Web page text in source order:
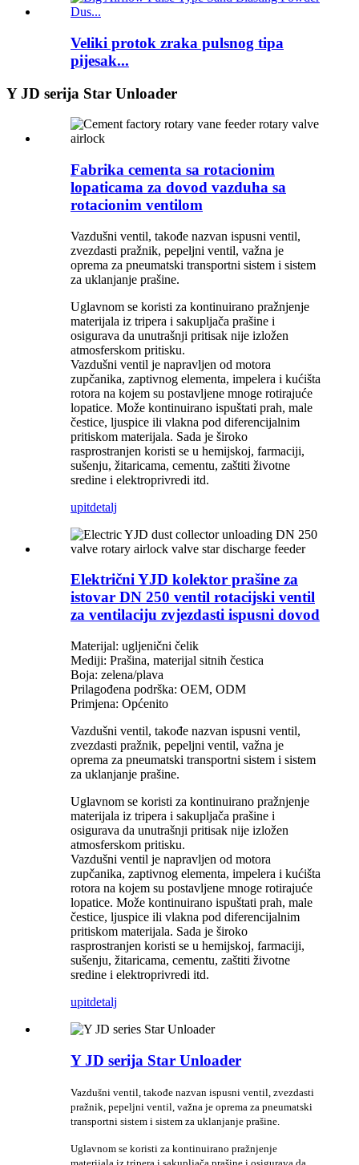
Veliki protok zraka pulsnog tipa
pijesak...
Y JD serija Star Unloader
Fabrika cementa sa rotacionim
lopaticama za dovod vazduha sa
rotacionim ventilom
Vazdušni ventil, takođe nazvan ispusni ventil,
zvezdasti pražnik, pepeljni ventil, važna je
oprema za pneumatski transportni sistem i sistem
za uklanjanje prašine.
Uglavnom se koristi za kontinuirano pražnjenje
materijala iz tripera i sakupljača prašine i
osigurava da unutrašnji pritisak nije izložen
atmosferskom pritisku.
Vazdušni ventil je napravljen od motora
zupčanika, zaptivnog elementa, impelera i kućišta
rotora na kojem su postavljene mnoge rotirajuće
lopatice. Može kontinuirano ispuštati prah, male
čestice, ljuspice ili vlakna pod diferencijalnim
pritiskom materijala. Sada je široko
rasprostranjen koristi se u hemijskoj, farmaciji,
sušenju, žitaricama, cementu, zaštiti životne
sredine i elektroprivredi itd.
upitdetalj
Električni YJD kolektor prašine za
istovar DN 250 ventil rotacijski ventil
za ventilaciju zvjezdasti ispusni dovod
Materijal: ugljenični čelik
Mediji: Prašina, materijal sitnih čestica
Boja: zelena/plava
Prilagođena podrška: OEM, ODM
Primjena: Općenito
Vazdušni ventil, takođe nazvan ispusni ventil,
zvezdasti pražnik, pepeljni ventil, važna je
oprema za pneumatski transportni sistem i sistem
za uklanjanje prašine.
Uglavnom se koristi za kontinuirano pražnjenje
materijala iz tripera i sakupljača prašine i
osigurava da unutrašnji pritisak nije izložen
atmosferskom pritisku.
Vazdušni ventil je napravljen od motora
zupčanika, zaptivnog elementa, impelera i kućišta
rotora na kojem su postavljene mnoge rotirajuće
lopatice. Može kontinuirano ispuštati prah, male
čestice, ljuspice ili vlakna pod diferencijalnim
pritiskom materijala. Sada je široko
rasprostranjen koristi se u hemijskoj, farmaciji,
sušenju, žitaricama, cementu, zaštiti životne
sredine i elektroprivredi itd.
upitdetalj
Y JD serija Star Unloader
Vazdušni ventil, takođe nazvan ispusni ventil, zvezdasti
pražnik, pepeljni ventil, važna je oprema za pneumatski
transportni sistem i sistem za uklanjanje prašine.
Uglavnom se koristi za kontinuirano pražnjenje